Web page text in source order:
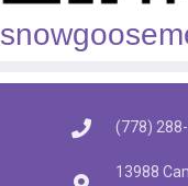
(778)
13988